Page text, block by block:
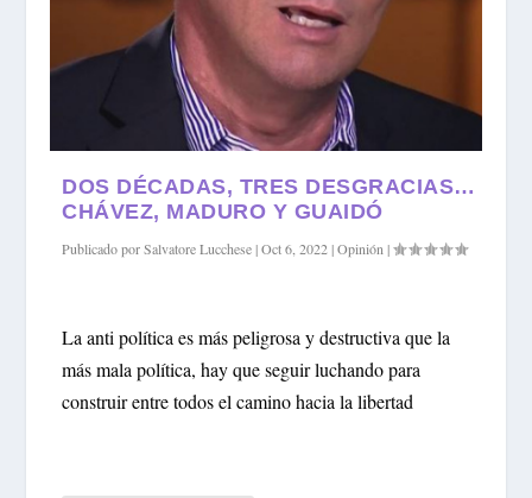
DOS DÉCADAS, TRES DESGRACIAS…
CHÁVEZ, MADURO Y GUAIDÓ
Publicado porSalvatore Lucchese|Oct 6, 2022|Opinión|
La anti política es más peligrosa y destructiva que la
más mala política, hay que seguir luchando para
construir entre todos el camino hacia la libertad